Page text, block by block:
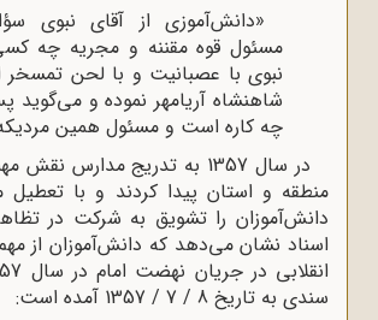
«دانش‌آموزی از آقای نبوی
مسئول قوه مقننه و مجریه چه
نبوی با عصبانیت و با لحن تمسخر
شاهنشاه آریامهر نموده و می‌گوید
چه کاره است و مسئول همین
در سال 1357 به تدریج مدارس
منطقه و استان پیدا کردند و با تعطیل
دانش‌آموزان را تشویق به شرکت در
اسناد نشان می‌دهد که دانش‌آموزان از
سندی به تاریخ 8 / 7 / 1357 آمده است: